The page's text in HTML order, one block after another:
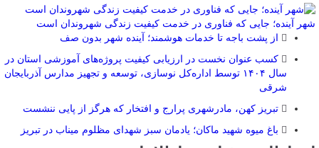
شهر آینده؛ جایی که فناوری در خدمت کیفیت زندگی شهروندان است
از پشت باجه تا خدمات هوشمند؛ آینده شهر بدون صف
کسب عنوان نخست در ارزیابی کیفیت پروژه‌های آموزشی استان در
سال ۱۴۰۴ توسط اداره‌کل نوسازی، توسعه و تجهیز مدارس آذربایجان
شرقی
تبریز کهن، مادرشهری پرارج و افتخار که هرگز از پایی ننشست
باغ میوه شهید ماکان؛ یادمان سبز شهدای مظلوم میناب در تبریز